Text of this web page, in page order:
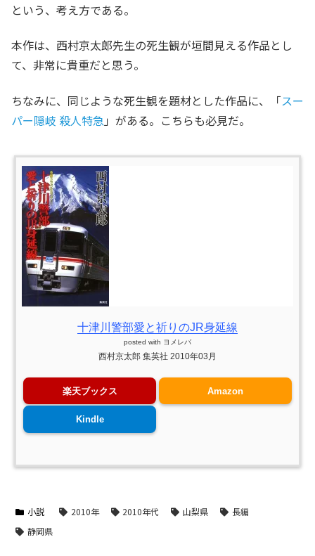
という、考え方である。
本作は、西村京太郎先生の死生観が垣間見える作品とし
て、非常に貴重だと思う。
ちなみに、同じような死生観を題材とした作品に、「スー
パー隠岐 殺人特急」がある。こちらも必見だ。
十津川警部愛と祈りのJR身延線
posted with ヨメレバ
西村京太郎 集英社 2010年03月
楽天ブックス Amazon
Kindle
小説 2010年 2010年代 山梨県
長編
静岡県